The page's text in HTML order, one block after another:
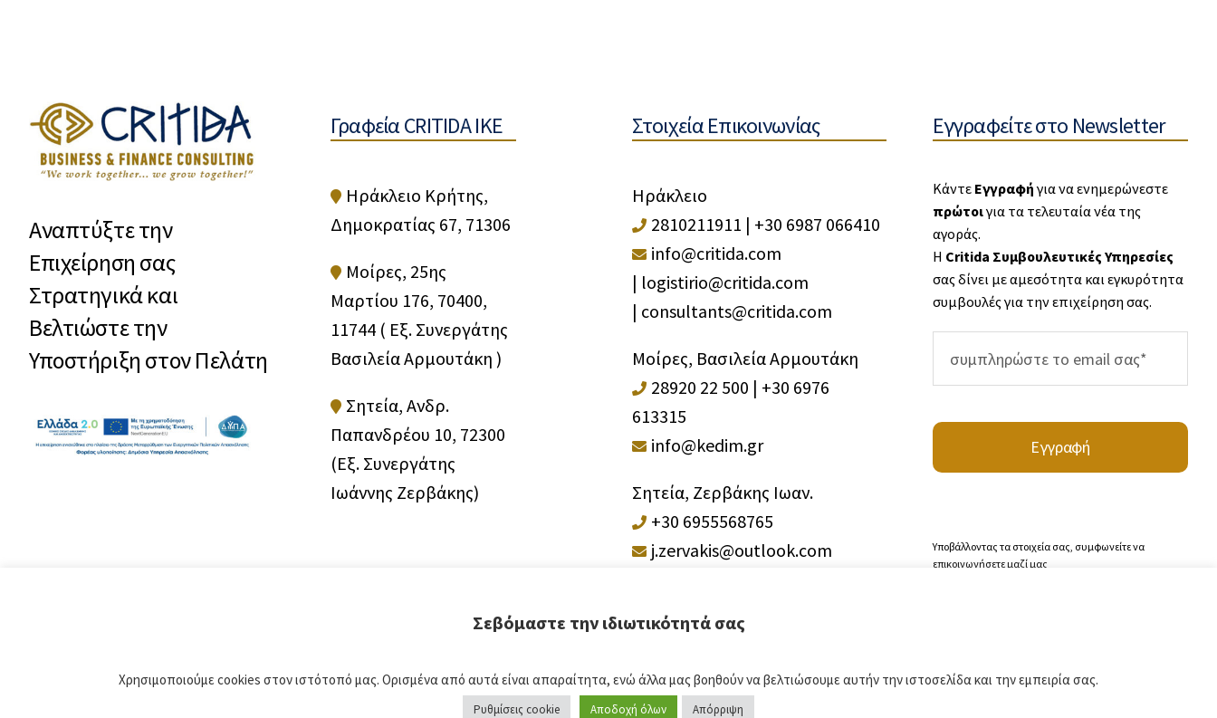
Αναπτύξτε την
Επιχείρηση σας
Στρατηγικά και
Βελτιώστε την
Υποστήριξη στον Πελάτη
Γραφεία CRITIDA IKE
Ηράκλειο Κρήτης,
Δημοκρατίας 67, 71306
Μοίρες, 25ης
Μαρτίου 176, 70400,
11744 ( Εξ. Συνεργάτης
Βασιλεία Αρμουτάκη )
Σητεία, Ανδρ.
Παπανδρέου 10, 72300
(Εξ. Συνεργάτης
Ιωάννης Ζερβάκης)
Στοιχεία Επικοινωνίας
Ηράκλειο
2810211911 | +30 6987 066410
info@critida.com
| logistirio@critida.com
| consultants@critida.com
Μοίρες, Βασιλεία Αρμουτάκη
28920 22 500 | +30 6976
613315
info@kedim.gr
Σητεία, Ζερβάκης Ιωαν.
+30 6955568765
j.zervakis@outlook.com
Εγγραφείτε στο Newsletter
Κάντε Εγγραφήγια να ενημερώνεστε
πρώτοιγια τα τελευταία νέα της
αγοράς.
Η Critida Συμβουλευτικές Υπηρεσίες
σας δίνει με αμεσότητα και εγκυρότητα
συμβουλές για την επιχείρηση σας.
Εγγραφή
Υποβάλλοντας τα στοιχεία σας, συμφωνείτε να
επικοινωνήσετε μαζί μας
Σεβόμαστε την ιδιωτικότητά σας
Χρησιμοποιούμε cookies στον ιστότοπό μας. Ορισμένα από αυτά είναι απαραίτητα, ενώ άλλα μας βοηθούν να βελτιώσουμε αυτήν την ιστοσελίδα και την εμπειρία σας.
Ρυθμίσεις cookie Αποδοχή όλων Απόρριψη